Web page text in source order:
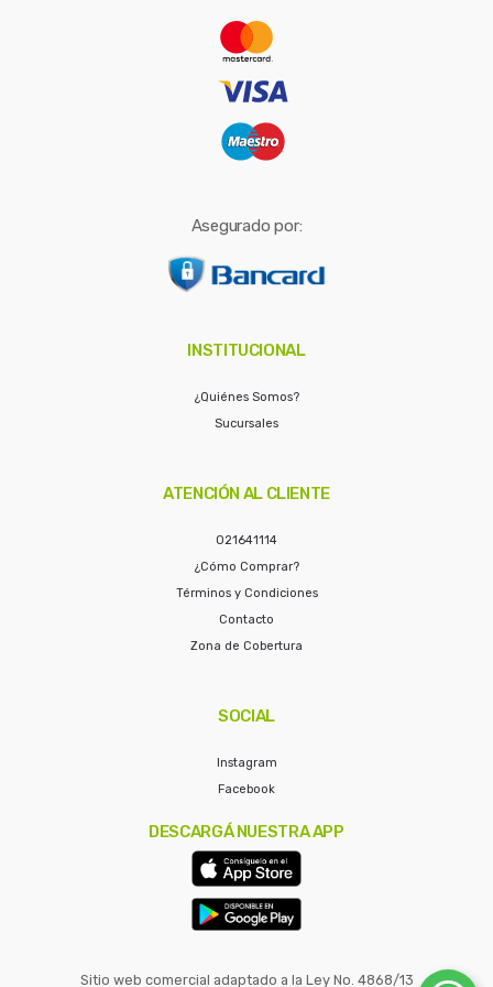
Asegurado por:
INSTITUCIONAL
¿Quiénes Somos?
Sucursales
ATENCIÓN AL CLIENTE
021641114
¿Cómo Comprar?
Términos y Condiciones
Contacto
Zona de Cobertura
SOCIAL
Instagram
Facebook
DESCARGÁ NUESTRA APP
Sitio web comercial adaptado a la Ley No. 4868/13